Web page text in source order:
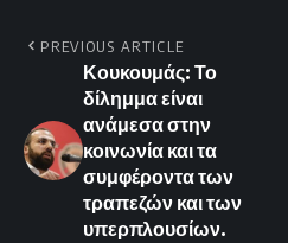
PREVIOUS ARTICLE
Κουκουμάς: Το
δίλημμα είναι
ανάμεσα στην
κοινωνία και τα
συμφέροντα των
τραπεζών και των
υπερπλουσίων.